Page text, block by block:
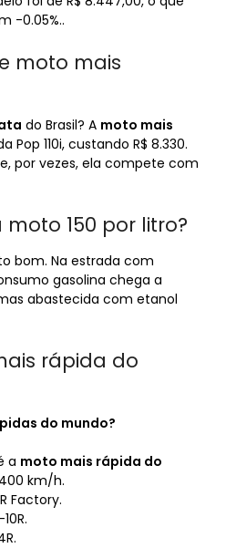
-0.05%..
moto mais
do Brasil? A moto mais
Pop 110i, custando R$ 8.330.
por vezes, ela compete com
150 por litro?
bom. Na estrada com
gasolina chega a
abastecida com etanol
rápida do
do mundo?
a moto mais rápida do
km/h.
Factory.